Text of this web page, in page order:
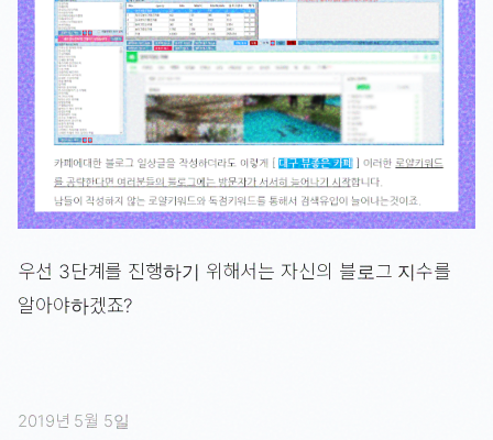
우선 3단계를 진행하기 위해서는 자신의 블로그 지수를
알아야하겠죠?
2019년 5월 5일